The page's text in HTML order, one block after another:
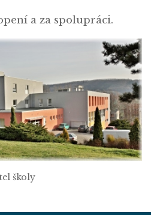
a za spolupráci.
školy